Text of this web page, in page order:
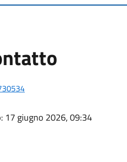
: 17 giugno 2026, 09:34